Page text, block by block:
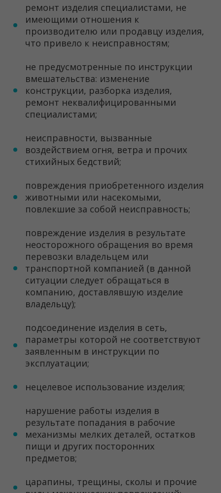
ремонт изделия специалистами, не
имеющими отношения к
производителю или продавцу изделия,
что привело к неисправностям;
не предусмотренные по инструкции
вмешательства: изменение
конструкции, разборка изделия,
ремонт неквалифицированными
специалистами;
неисправности, вызванные
воздействием огня, ветра и прочих
стихийных бедствий;
повреждения приобретенного изделия
животными или насекомыми,
повлекшие за собой неисправность;
повреждение изделия в результате
неосторожного обращения во время
перевозки владельцем или
транспортной компанией (в данной
ситуации следует обращаться в
компанию, доставлявшую изделие
владельцу);
подсоединение изделия в сеть,
параметры которой не соответствуют
заявленным в инструкции по
эксплуатации;
нецелевое использование изделия;
нарушение работы изделия в
результате попадания в рабочие
механизмы мелких деталей, остатков
пищи и других посторонних
предметов;
царапины, трещины, сколы и прочие